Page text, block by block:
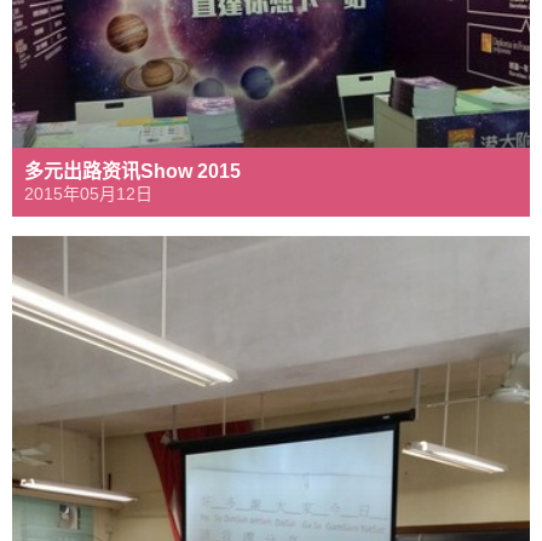
多元出路资讯Show 2015
2015年05月12日